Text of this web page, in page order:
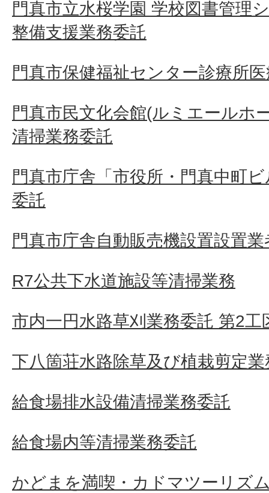
門真市立水桜学園 学校図書管理
整備支援業務委託
門真市保健福祉センター診療所
門真市民文化会館(ルミエールホ
清掃業務委託
門真市庁舎「市役所・門真中町
委託
門真市庁舎自動販売機設置設置
R7公共下水道施設等清掃業務
市内一円水路草刈業務委託 第2工
下八箇荘水路除草及び植栽剪定
給食場排水設備清掃業務委託
給食場内等清掃業務委託
かどまを満喫・カドマツーリズ